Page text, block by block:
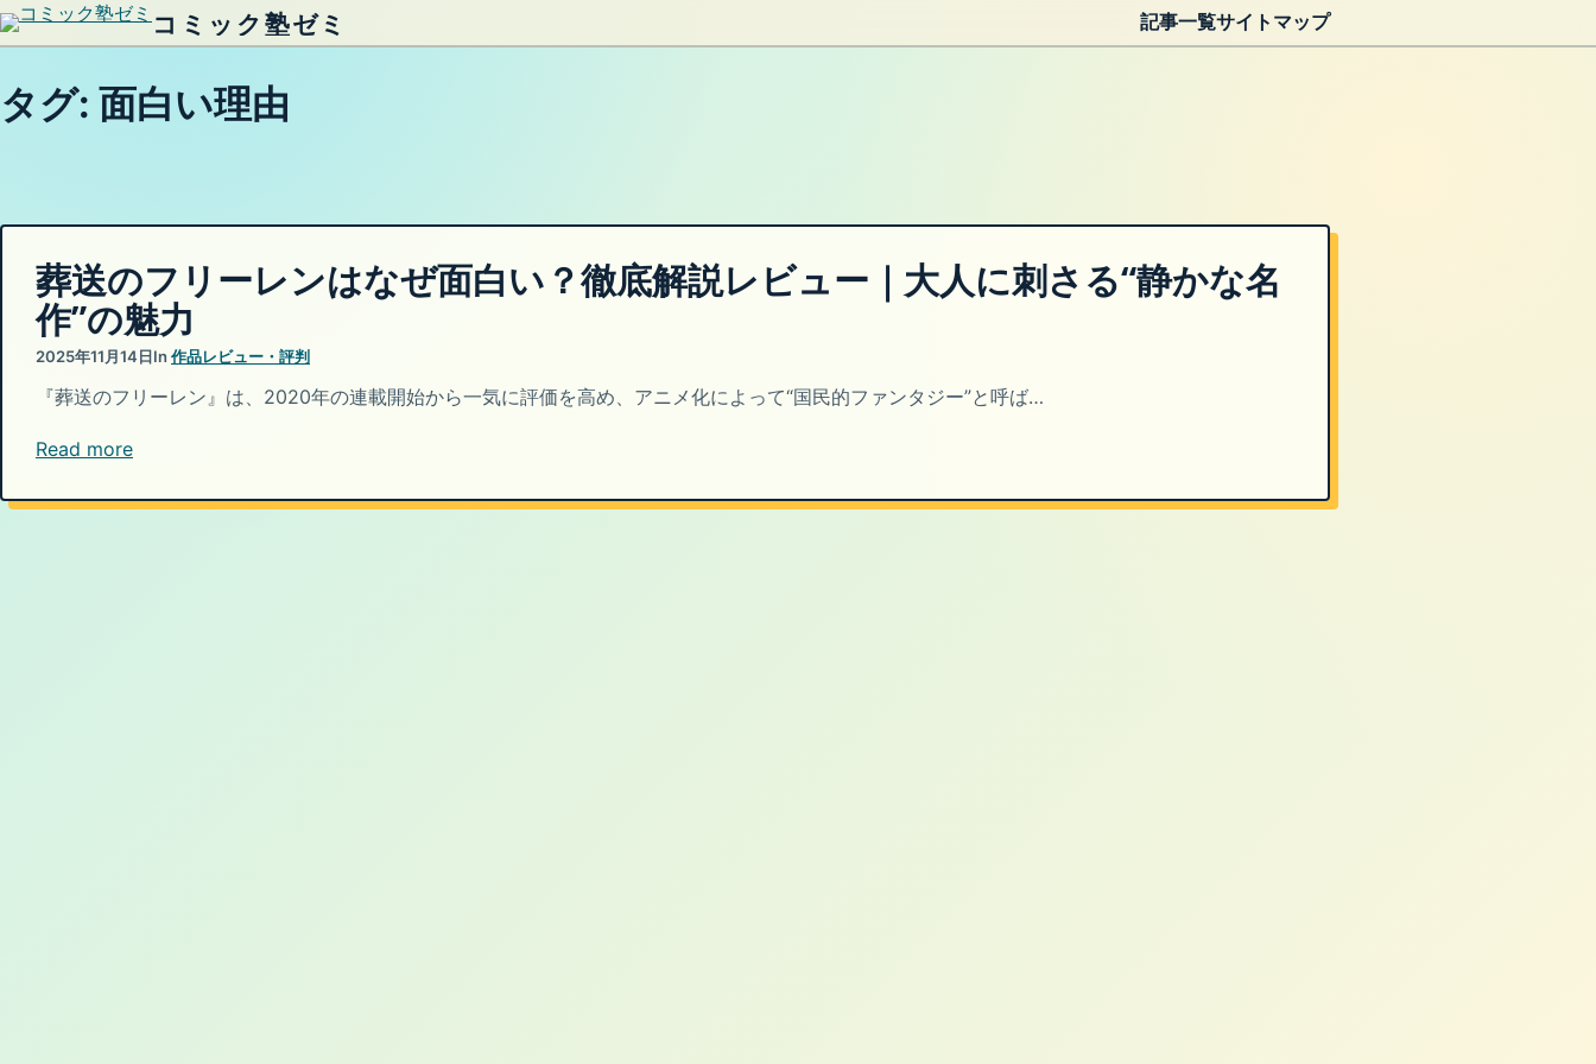
内容をスキップ コミック塾ゼミ 記事一覧サイトマップ
タグ: 面白い理由
葬送のフリーレンはなぜ面白い？徹底解説レビュー｜大人に刺さる“静かな名
作”の魅力
2025年11月14日In 作品レビュー・評判
『葬送のフリーレン』は、2020年の連載開始から一気に評価を高め、アニメ化によって“国民的ファンタジー”と呼ば…
Read more